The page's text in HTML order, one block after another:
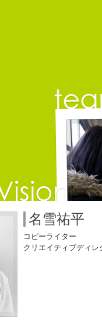
なにがし
名雪祐平
コピーライター
クリエイティブディレ